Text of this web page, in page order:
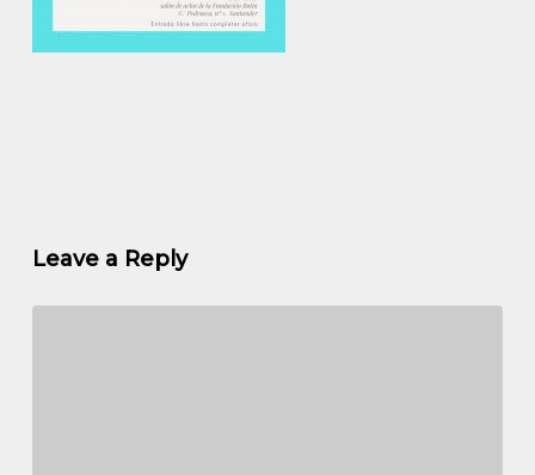
Leave a Reply